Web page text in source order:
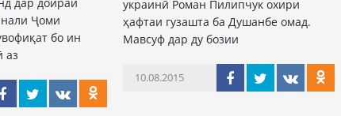
Ҷоми
бо ин
аз
украинӣ Роман Пилипчук охири
ҳафтаи гузашта ба Душанбе омад.
Мавсуф дар ду бозии
10.08.2015